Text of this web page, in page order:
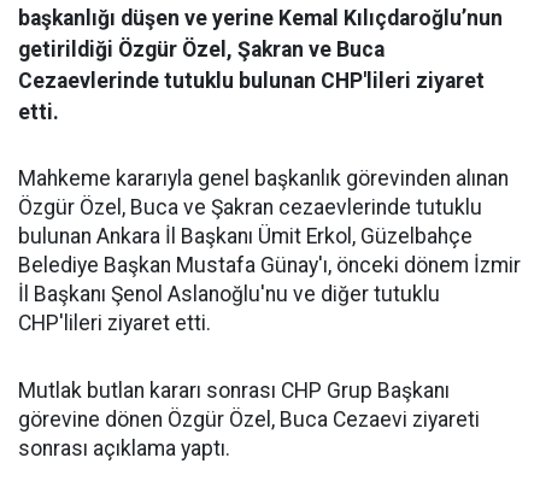
başkanlığı düşen ve yerine Kemal Kılıçdaroğlu’nun
getirildiği Özgür Özel, Şakran ve Buca
Cezaevlerinde tutuklu bulunan CHP'lileri ziyaret
etti.
Mahkeme kararıyla genel başkanlık görevinden alınan
Özgür Özel, Buca ve Şakran cezaevlerinde tutuklu
bulunan Ankara İl Başkanı Ümit Erkol, Güzelbahçe
Belediye Başkan Mustafa Günay'ı, önceki dönem İzmir
İl Başkanı Şenol Aslanoğlu'nu ve diğer tutuklu
CHP'lileri ziyaret etti.
Mutlak butlan kararı sonrası CHP Grup Başkanı
görevine dönen Özgür Özel, Buca Cezaevi ziyareti
sonrası açıklama yaptı.